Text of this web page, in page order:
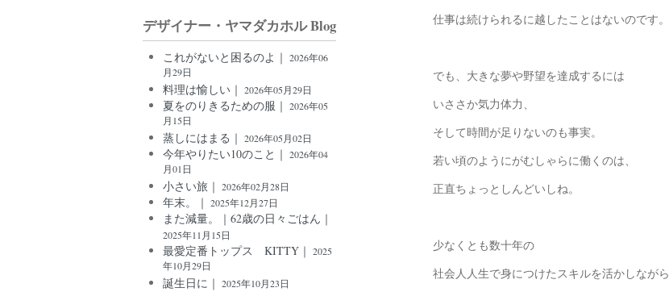
仕事は続けられるに越したことはないのです。
でも、大きな夢や野望を達成するには
いささか気力体力、
そして時間が足りないのも事実。
若い頃のようにがむしゃらに働くのは、
正直ちょっとしんどいしね。
少なくとも数十年の
社会人人生で身につけたスキルを活かしながら
デザイナー・ヤマダカホル Blog
これがないと困るのよ｜ 2026年06
月29日
料理は愉しい｜ 2026年05月29日
夏をのりきるための服｜ 2026年05
月15日
蒸しにはまる｜ 2026年05月02日
今年やりたい10のこと｜ 2026年04
月01日
小さい旅｜ 2026年02月28日
年末。｜ 2025年12月27日
また減量。｜62歳の日々ごはん｜
2025年11月15日
最愛定番トップス KITTY｜ 2025
年10月29日
誕生日に｜ 2025年10月23日